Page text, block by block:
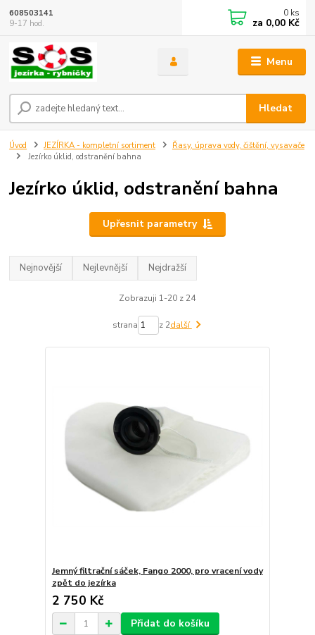
Menu
Hledat
608503141
9-17 hod.
0 ks
za 0,00 Kč
Úvod JEZÍRKA - kompletní sortiment
Řasy, úprava vody, čištění, vysavače
Jezírko úklid, odstranění bahna
Jezírko úklid, odstranění bahna
Upřesnit parametry
Nejnovější Nejlevnější Nejdražší
Zobrazuji 1-20 z 24
strana z 2další
Jemný filtrační sáček, Fango 2000, pro vracení vody
zpět do jezírka
2 750 Kč
Přidat do košíku